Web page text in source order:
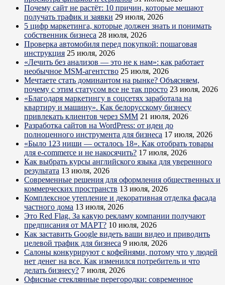
Почему сайт не растёт: 10 причин, которые мешают
получать трафик и заявки 29 июля, 2026
5 цифр маркетинга, которые должен знать и понимать
собственник бизнеса 28 июля, 2026
Проверка автомобиля перед покупкой: пошаговая
инструкция 25 июля, 2026
«Лечить без анализов — это не к нам»: как работает
необычное MSM-агентство 25 июля, 2026
Мечтаете стать доминантом на рынке? Объясняем,
почему с этим статусом все не так просто 23 июля, 2026
«Благодаря маркетингу в соцсетях заработала на
квартиру и машину». Как белорусскому бизнесу
привлекать клиентов через SMM 21 июля, 2026
Разработка сайтов на WordPress: от идеи до
полноценного инструмента для бизнеса 17 июля, 2026
«Было 123 ниши — осталось 18». Как отобрать товары
для e-commerce и не накосячить? 17 июля, 2026
Как выбрать курсы английского языка для уверенного
результата 13 июля, 2026
Современные решения для оформления общественных и
коммерческих пространств 13 июля, 2026
Комплексное утепление и декоративная отделка фасада
частного дома 13 июля, 2026
Это Red Flag. За какую рекламу компании получают
предписания от МАРТ? 10 июля, 2026
Как заставить Google видеть ваши видео и приводить
целевой трафик для бизнеса 9 июля, 2026
Салоны конкурируют с кофейнями, потому что у людей
нет денег на все. Как изменился потребитель и что
делать бизнесу? 7 июля, 2026
Офисные стеклянные перегородки: современное